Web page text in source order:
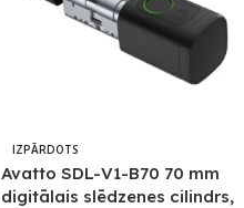
IZPĀRDOTS
Avatto SDL-V1-B70 70 mm
digitālais slēdzenes cilindrs,